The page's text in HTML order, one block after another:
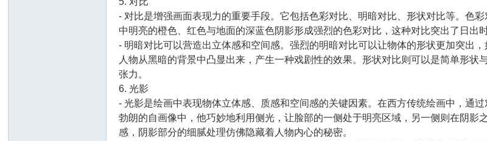
- 对比是增强画面表现力的重要手段。它包括色彩对比、明暗对比、形状对比等。色
中明亮的橙色、红色与地面的深蓝色阴影形成强烈的色彩对比，这种对比突出了日出
- 明暗对比可以营造出立体感和空间感。强烈的明暗对比可以让物体的形状更加突出
人物从黑暗的背景中凸显出来，产生一种戏剧性的效果。形状对比则可以是简单形
张力。
6. 光影
- 光影是绘画中表现物体立体感、质感和空间感的关键因素。在西方传统绘画中，通
勃朗的自画像中，他巧妙地利用侧光，让脸部的一侧处于明亮区域，另一侧则在阴
感，阴影部分的细腻处理仿佛隐藏着人物内心的秘密。